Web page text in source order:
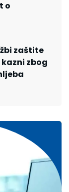
o
zaštite
zbog